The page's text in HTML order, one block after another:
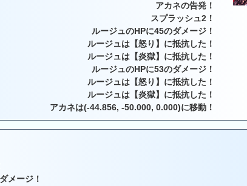
アカネの告発！
スプラッシュ2！
ルージュのHPに45のダメージ！
ルージュは【怒り】に抵抗した！
ルージュは【炎獄】に抵抗した！
ルージュのHPに53のダメージ！
ルージュは【怒り】に抵抗した！
ルージュは【炎獄】に抵抗した！
アカネは(-44.856, -50.000, 0.000)に移動！
メージ！